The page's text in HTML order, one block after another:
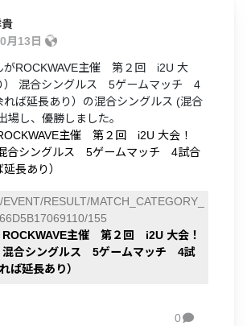
月13日
ROCKWAVE主催 第２回 i2U 大
） 混合シングルス 5ゲームマッチ 4
れば延長あり）の混合シングルス (混合
場し、優勝しました。
主催 第２回 i2U 大会！
混合シングルス 5ゲームマッチ 4試合
長あり）
RESULT/MATCH_CATEGORY_
155
ROCKWAVE主催 第２回 i2U 大会！
混合シングルス 5ゲームマッチ 4試
ば延長あり）
0